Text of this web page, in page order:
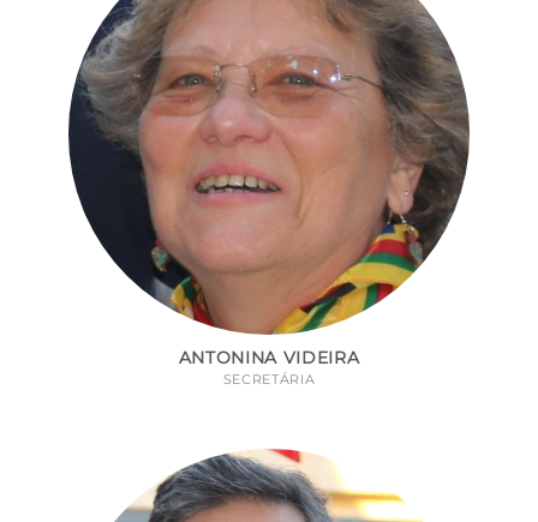
ANTONINA VIDEIRA
SECRETÁRIA